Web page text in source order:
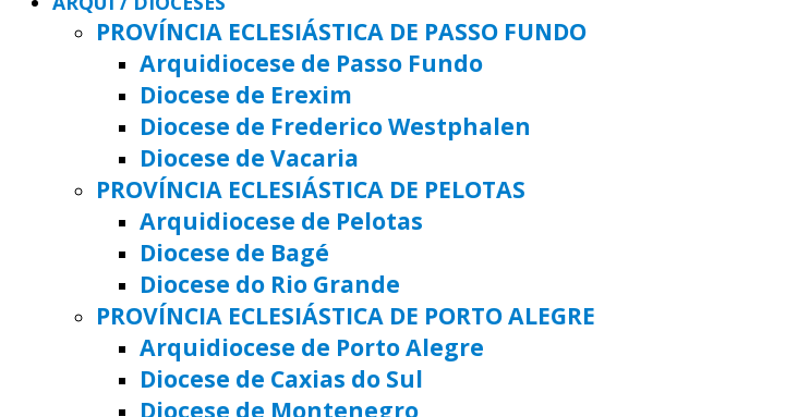
PROVÍNCIA ECLESIÁSTICA DE PASSO FUNDO
Arquidiocese de Passo Fundo
Diocese de Erexim
Diocese de Frederico Westphalen
Diocese de Vacaria
PROVÍNCIA ECLESIÁSTICA DE PELOTAS
Arquidiocese de Pelotas
Diocese de Bagé
Diocese do Rio Grande
PROVÍNCIA ECLESIÁSTICA DE PORTO ALEGRE
Arquidiocese de Porto Alegre
Diocese de Caxias do Sul
Diocese de Montenegro